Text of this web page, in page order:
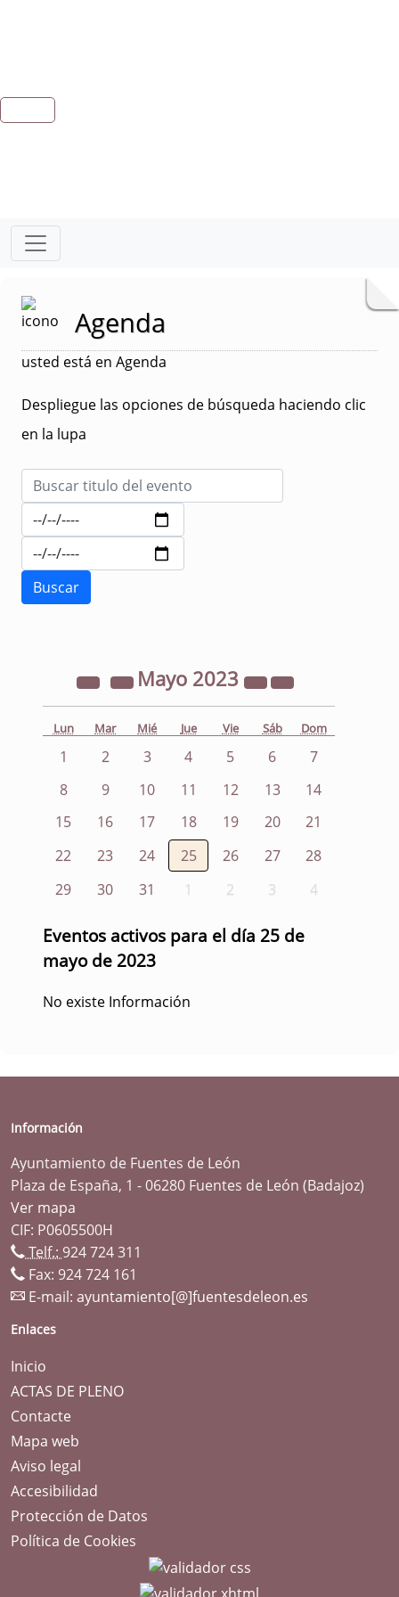
Agenda
usted está en Agenda
Despliegue las opciones de búsqueda haciendo clic
en la lupa
Mayo 2023
Lun Mar Mié Jue Vie Sáb Dom
1 2 3 4 5 6
7
8
9 10 11 12 13
14
15
16 17 18 19 20
21
22
23 24 25 26 27
28
29
30 31 1 2 3 4
Eventos activos para el día 25 de
mayo de 2023
No existe Información
Información
Ayuntamiento de Fuentes de León
Plaza de España, 1 - 06280 Fuentes de León (Badajoz)
Ver mapa
CIF: P0605500H
Telf.: 924 724 311
Fax: 924 724 161
E-mail: ayuntamiento[@]fuentesdeleon.es
Enlaces
Inicio
ACTAS DE PLENO
Contacte
Mapa web
Aviso legal
Accesibilidad
Protección de Datos
Política de Cookies